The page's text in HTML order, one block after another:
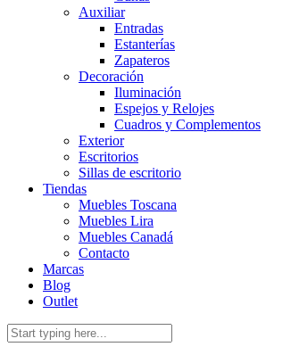
Auxiliar
Entradas
Estanterías
Zapateros
Decoración
Iluminación
Espejos y Relojes
Cuadros y Complementos
Exterior
Escritorios
Sillas de escritorio
Tiendas
Muebles Toscana
Muebles Lira
Muebles Canadá
Contacto
Marcas
Blog
Outlet